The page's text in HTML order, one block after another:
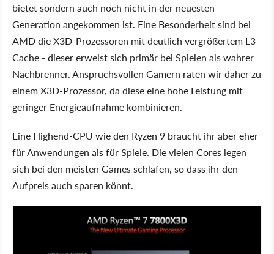
bietet sondern auch noch nicht in der neuesten
Generation angekommen ist. Eine Besonderheit sind bei
AMD die X3D-Prozessoren mit deutlich vergrößertem L3-
Cache - dieser erweist sich primär bei Spielen als wahrer
Nachbrenner. Anspruchsvollen Gamern raten wir daher zu
einem X3D-Prozessor, da diese eine hohe Leistung mit
geringer Energieaufnahme kombinieren.
Eine Highend-CPU wie den Ryzen 9 braucht ihr aber eher
für Anwendungen als für Spiele. Die vielen Cores legen
sich bei den meisten Games schlafen, so dass ihr den
Aufpreis auch sparen könnt.